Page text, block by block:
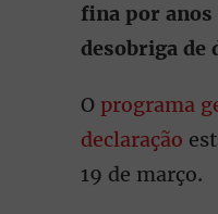
fina por anos
desobriga de
O programa
declaração
19 de março.